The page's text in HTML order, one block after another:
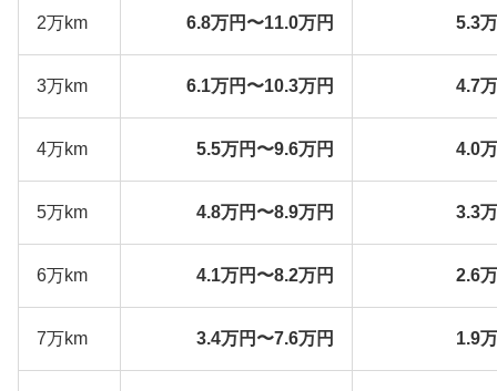
2万km 6.8万円〜11.0万円 5.3
3万km 6.1万円〜10.3万円 4.7
4万km 5.5万円〜9.6万円 4.0
5万km 4.8万円〜8.9万円 3.3
6万km 4.1万円〜8.2万円 2.6
7万km 3.4万円〜7.6万円 1.9